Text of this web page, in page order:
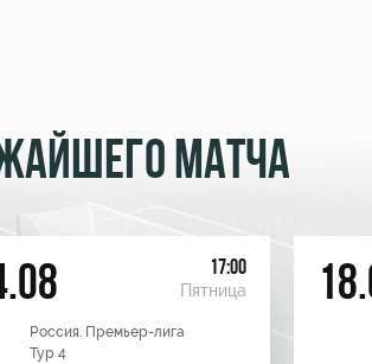
МАТЧА
17:00
Пятница
Россия. Премьер-лига
Тур 4